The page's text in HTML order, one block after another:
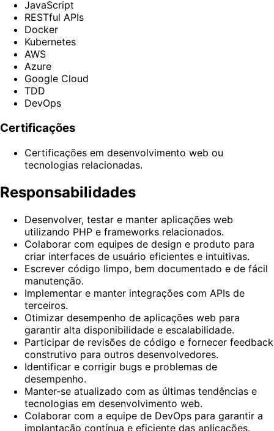
JavaScript
RESTful APIs
Docker
Kubernetes
AWS
Azure
Google Cloud
TDD
DevOps
Certificações
Certificações em desenvolvimento web ou
tecnologias relacionadas.
Responsabilidades
Desenvolver, testar e manter aplicações web
utilizando PHP e frameworks relacionados.
Colaborar com equipes de design e produto para
criar interfaces de usuário eficientes e intuitivas.
Escrever código limpo, bem documentado e de fácil
manutenção.
Implementar e manter integrações com APIs de
terceiros.
Otimizar desempenho de aplicações web para
garantir alta disponibilidade e escalabilidade.
Participar de revisões de código e fornecer feedback
construtivo para outros desenvolvedores.
Identificar e corrigir bugs e problemas de
desempenho.
Manter-se atualizado com as últimas tendências e
tecnologias em desenvolvimento web.
Colaborar com a equipe de DevOps para garantir a
implantação contínua e eficiente das aplicações.